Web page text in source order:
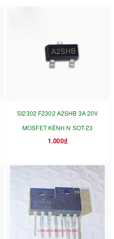
SI2302 F2302 A2SHB 3A 20V
MOSFET KÊNH N SOT-23
1.000₫